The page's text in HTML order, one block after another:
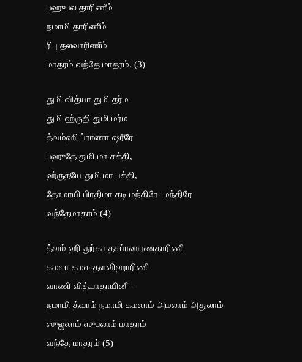
பஹுபல தாரிணீம்
நமாமி தாரிணீம்
ரிபு தலவாரிணீம்
மாதரம் வந்தே மாதரம். (3)
துமி வித்யா துமி தர்ம
துமி ஹ்ருதி துமி மர்ம
த்வம்ஹி ப்ராணா ஷரீரே
பஹுதே துமி மா சக்தி,
ஹ்ருதயே துமி மா பக்தி,
தோமரயி பிரதிமா கடி மந்திரே- மந்திரே
வந்தேமாதரம் (4)
த்வம் ஹி துர்கா தசப்ரஹரணதாரிணீ
கமலா கமல-தளவிஹாரிணீ
வாணி வித்யாதாயினீ –
நமாமி த்வாம் நமாமி கமலாம் அமலாம் அதுலாம்
ஸுஜலாம் ஸுபலாம் மாதரம்
வந்தே மாதரம் (5)